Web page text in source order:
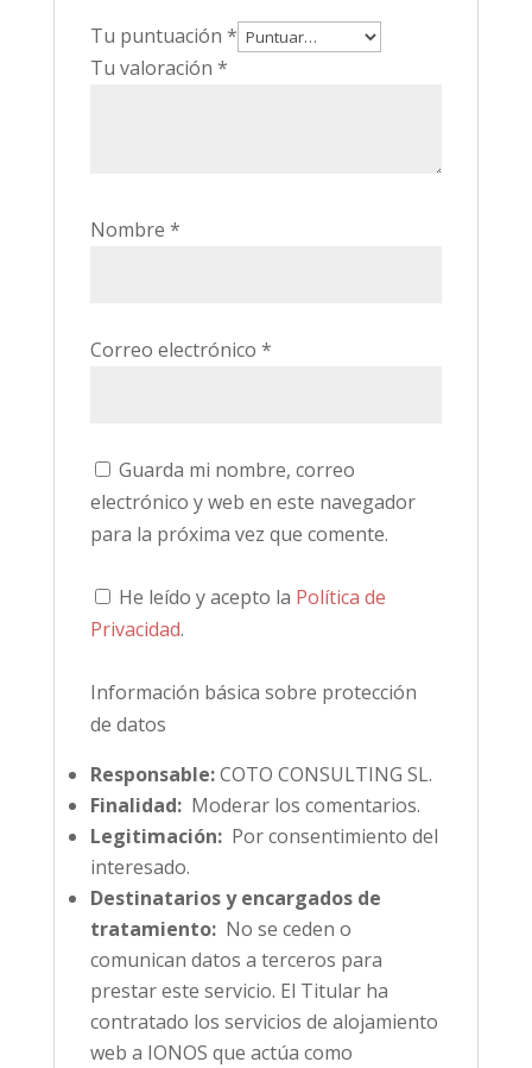
Tu puntuación *
Tu valoración *
Nombre *
Correo electrónico *
Guarda mi nombre, correo
electrónico y web en este navegador
para la próxima vez que comente.
He leído y acepto la Política de
Privacidad.
Información básica sobre protección
de datos
Responsable:COTO CONSULTING SL.
Finalidad:Moderar los comentarios.
Legitimación:Por consentimiento del
interesado.
Destinatarios y encargados de
tratamiento:No se ceden o
comunican datos a terceros para
prestar este servicio. El Titular ha
contratado los servicios de alojamiento
web a IONOS que actúa como